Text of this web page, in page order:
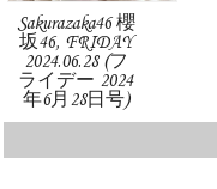
Sakurazaka46 櫻
坂46, FRIDAY
2024.06.28 (フ
ライデー 2024
年6月28日号)